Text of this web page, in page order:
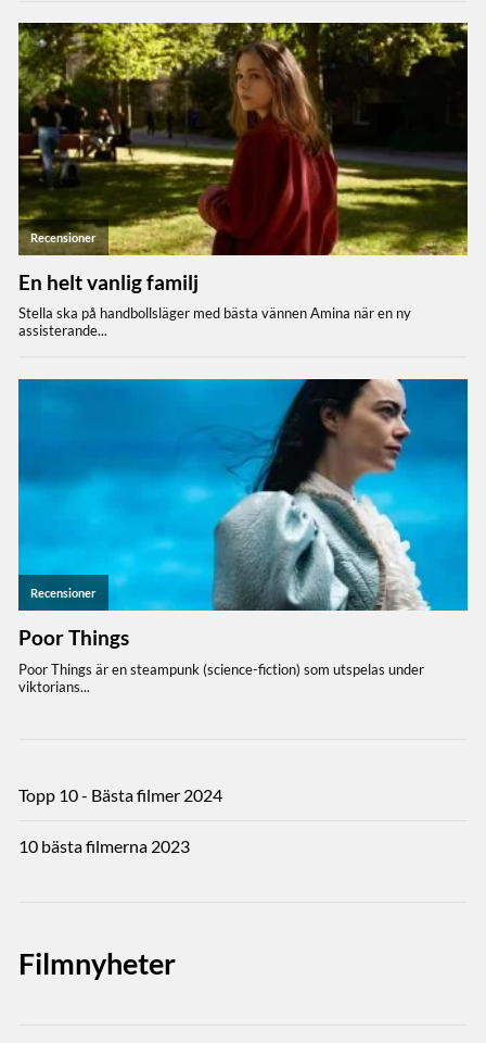
Topp 10 - Bästa filmer 2024
10 bästa filmerna 2023
Filmnyheter